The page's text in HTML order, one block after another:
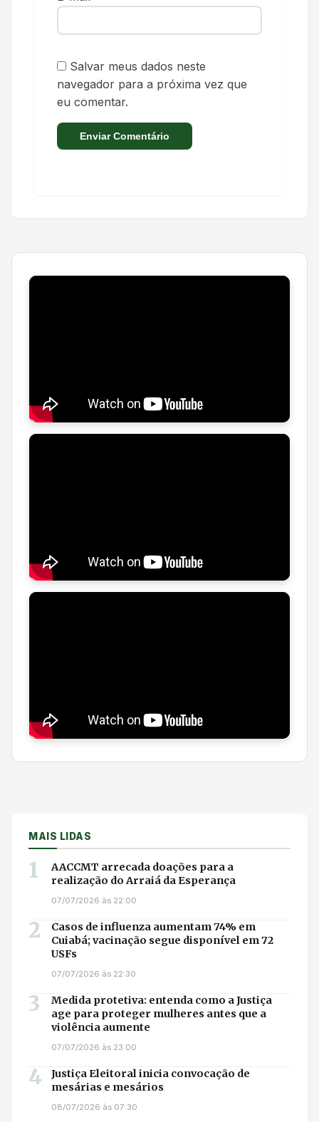
Salvar meus dados neste
navegador para a próxima vez que
eu comentar.
MAIS LIDAS
1
AACCMT arrecada doações para a
realização do Arraiá da Esperança
07/07/2026 às 22:00
2
Casos de influenza aumentam 74% em
Cuiabá; vacinação segue disponível em 72
USFs
07/07/2026 às 22:30
3
Medida protetiva: entenda como a Justiça
age para proteger mulheres antes que a
violência aumente
07/07/2026 às 23:00
4
Justiça Eleitoral inicia convocação de
mesárias e mesários
08/07/2026 às 07:30